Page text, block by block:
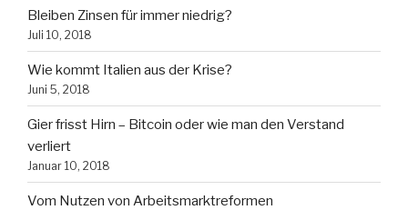
Bleiben Zinsen für immer niedrig?
Juli 10, 2018
Wie kommt Italien aus der Krise?
Juni 5, 2018
Gier frisst Hirn – Bitcoin oder wie man den Verstand
verliert
Januar 10, 2018
Vom Nutzen von Arbeitsmarktreformen